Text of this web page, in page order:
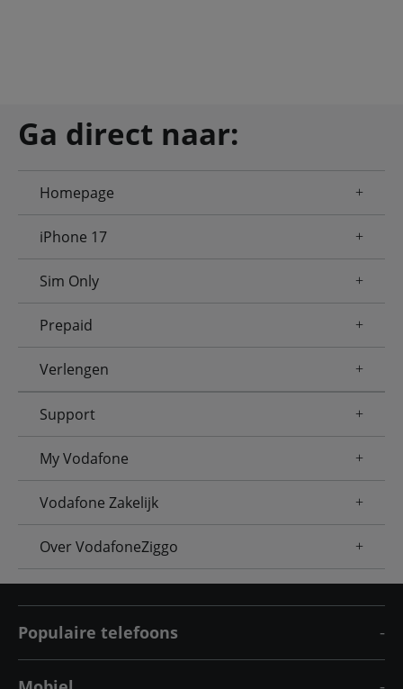
Ga direct naar:
Homepage
iPhone 17
Sim Only
Prepaid
Verlengen
Support
My Vodafone
Vodafone Zakelijk
Over VodafoneZiggo
Populaire telefoons